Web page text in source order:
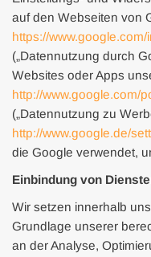
auf den Webseiten von
https://
(„Datennutzung durch
Websites oder Apps
http://www.google.com/
(„Datennutzung zu
http://www.google.de/
die Google verwendet,
Einbindung von
Wir setzen innerhalb
Grundlage unserer
an der Analyse,